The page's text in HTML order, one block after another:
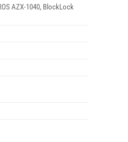
AZX-1040, BlockLock